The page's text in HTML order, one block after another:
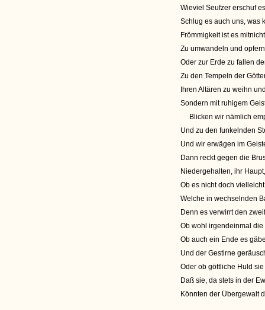
Wieviel Seufzer erschuf
Schlug es auch uns, was
Frömmigkeit ist es
Zu umwandeln und
Oder zur Erde zu fallen
Zu den Tempeln der
Ihren Altären zu weihn
Sondern mit ruhigem
Blicken wir nämlich
Und zu den funkelnden
Und wir erwägen im
Dann reckt gegen die
Niedergehalten, ihr
Ob es nicht doch
Welche in wechselnden
Denn es verwirrt den
Ob wohl irgendeinmal
Ob auch ein Ende es
Und der Gestirne
Oder ob göttliche Huld
Daß sie, da stets in der
Könnten der Übergewalt